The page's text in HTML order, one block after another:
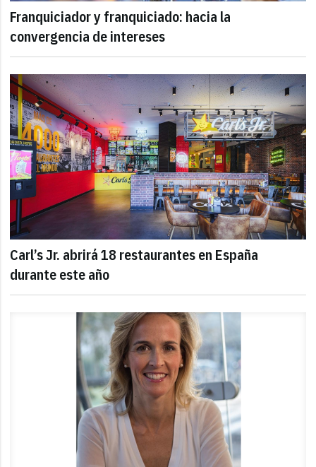
Franquiciador y franquiciado: hacia la
convergencia de intereses
Carl’s Jr. abrirá 18 restaurantes en España
durante este año